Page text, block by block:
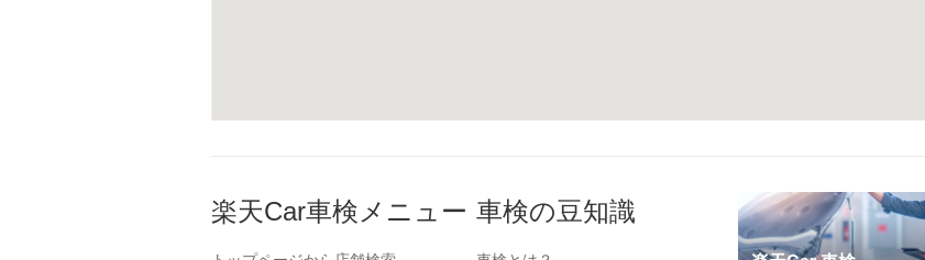
楽天Car車検メニュー 車検の豆知識